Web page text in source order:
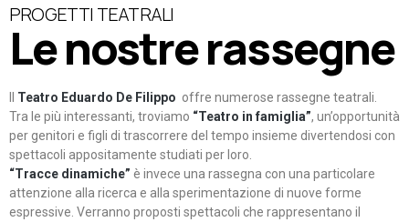
PROGETTI TEATRALI
Le nostre rassegne
Teatro Eduardo De Filippo offre numerose rassegne teatrali.
Tra le più interessanti, troviamo “Teatro in famiglia”, un’opportunità
per genitori e figli di trascorrere del tempo insieme divertendosi con
spettacoli appositamente studiati per loro.
“Tracce dinamiche” è invece una rassegna con una particolare
attenzione alla ricerca e alla sperimentazione di nuove forme
espressive. Verranno proposti spettacoli che rappresentano il